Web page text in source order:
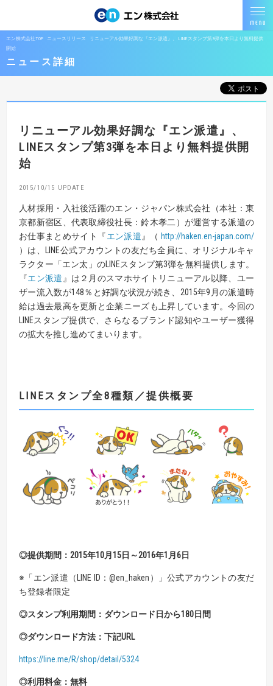
エン株式会社TOP ニュースリリース
リニューアル効果好調な『エン派遣』、 LINEスタンプ第3弾を本日より無料提供
開始
ニュース詳細
リニューアル効果好調な『エン派遣』、
LINEスタンプ第3弾を本日より無料提供開
始
2015/10/15
人材採用・入社後活躍のエン・ジャパン株式会社（本社：東
京都新宿区、代表取締役社長：鈴木孝二）が運営する派遣の
お仕事まとめサイト『エン派遣 』（http://haken.en-japan.com/
）は、LINE公式アカウントの友だち全員に、オリジナルキャ
ラクター「エン太」のLINEスタンプ第3弾を無料提供します。
『エン派遣 』は２月のスマホサイトリニューアル以降、ユー
ザー流入数が148％と好調な状況が続き、2015年9月の派遣時
給は過去最高を更新と企業ニーズも上昇しています。今回の
LINEスタンプ提供で、さらなるブランド認知やユーザー獲得
の拡大を推し進めてまいります。
LINEスタンプ全8種類／提供概要
◎提供期間： 2015年10月15日～2016年1月6日
※「エン派遣（LINE ID：@en_haken）」公式アカウントの友だ
ち登録者限定
◎スタンプ利用期間： ダウンロード日から180日間
◎ダウンロード方法： 下記URL
https://line.me/R/shop/detail/5324
◎利用料金：無料